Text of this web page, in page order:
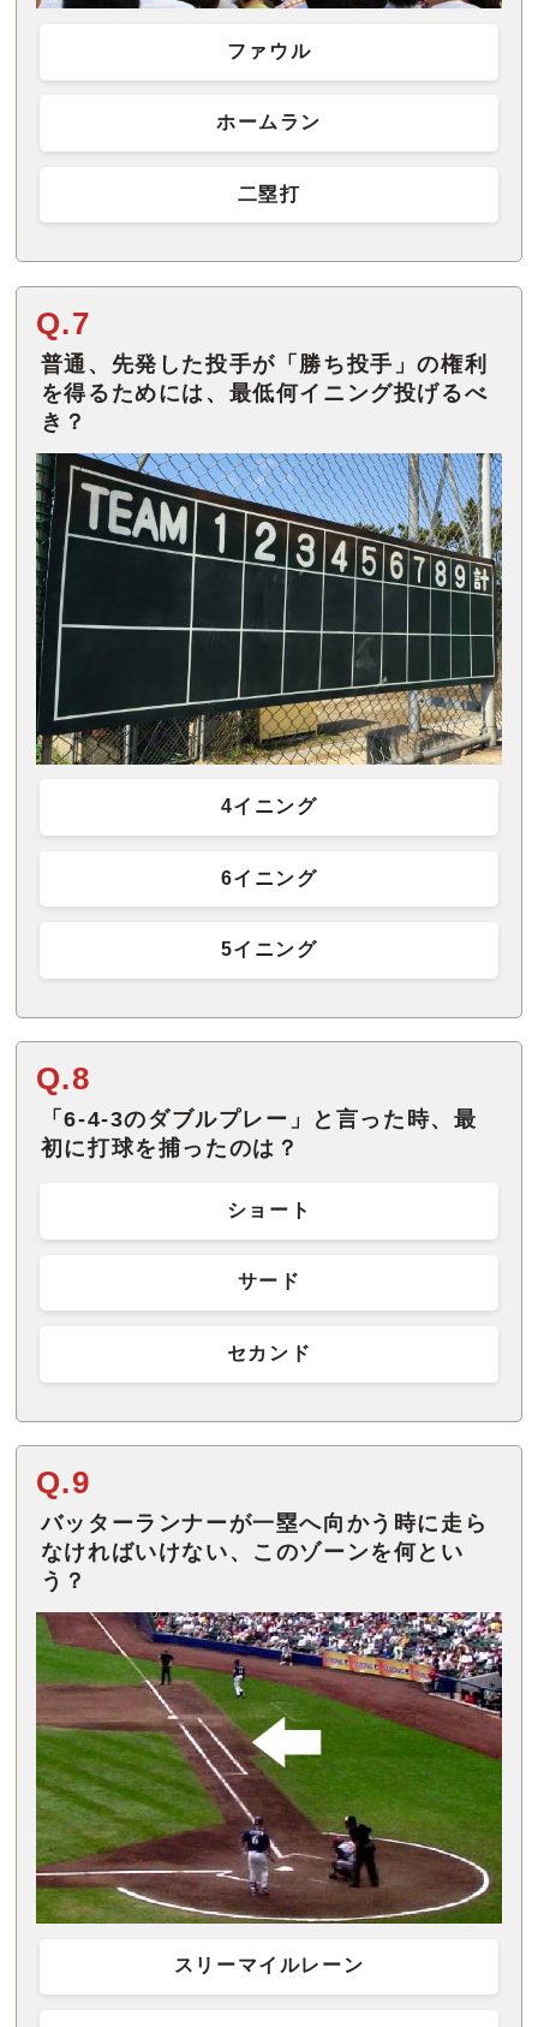
ファウル
ホームラン
二塁打
Q.7
普通、先発した投手が「勝ち投手」の権利
を得るためには、最低何イニング投げるべ
き？
4イニング
6イニング
5イニング
Q.8
「6-4-3のダブルプレー」と言った時、最
初に打球を捕ったのは？
ショート
サード
セカンド
Q.9
バッターランナーが一塁へ向かう時に走ら
なければいけない、このゾーンを何とい
う？
スリーマイルレーン